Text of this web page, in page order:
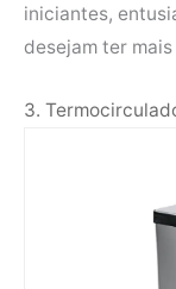
iniciantes,
desejam ter
3.